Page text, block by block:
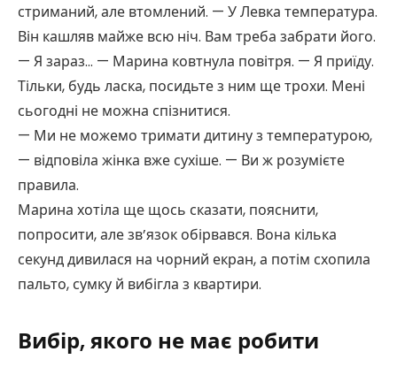
стриманий, але втомлений. — У Левка температура.
Він кашляв майже всю ніч. Вам треба забрати його.
— Я зараз… — Марина ковтнула повітря. — Я приїду.
Тільки, будь ласка, посидьте з ним ще трохи. Мені
сьогодні не можна спізнитися.
— Ми не можемо тримати дитину з температурою,
— відповіла жінка вже сухіше. — Ви ж розумієте
правила.
Марина хотіла ще щось сказати, пояснити,
попросити, але зв’язок обірвався. Вона кілька
секунд дивилася на чорний екран, а потім схопила
пальто, сумку й вибігла з квартири.
Вибір, якого не має робити